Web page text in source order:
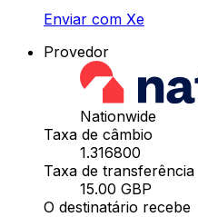
Enviar com Xe
Provedor
Nationwide
Taxa de câmbio
1.316800
Taxa de transferência
15.00 GBP
O destinatário recebe